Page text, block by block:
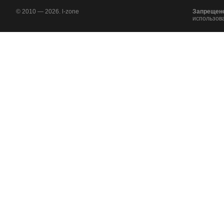
© 2010 — 2026. l-zone